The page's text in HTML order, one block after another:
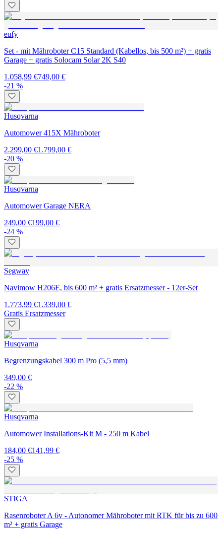
eufy
Set - mit Mähroboter C15 Standard (Kabellos, bis 500 m²) + gratis
Garage + gratis Solocam Solar 2K S40
1.058,99 €749,00 €
-21 %
Husqvarna
Automower 415X Mähroboter
2.299,00 €1.799,00 €
-20 %
Husqvarna
Automower Garage NERA
249,00 €199,00 €
-24 %
Segway
Navimow H206E, bis 600 m² + gratis Ersatzmesser - 12er-Set
1.773,99 €1.339,00 €
Gratis Ersatzmesser
Husqvarna
Begrenzungskabel 300 m Pro (5,5 mm)
349,00 €
-22 %
Husqvarna
Automower Installations-Kit M - 250 m Kabel
184,00 €141,99 €
-25 %
STIGA
Rasenroboter A 6v - Autonomer Mähroboter mit RTK für bis zu 600
m² + gratis Garage